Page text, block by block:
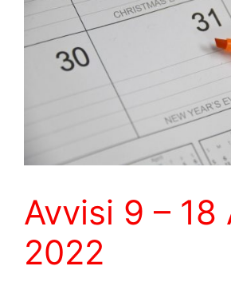
Avvisi 9 – 18
2022